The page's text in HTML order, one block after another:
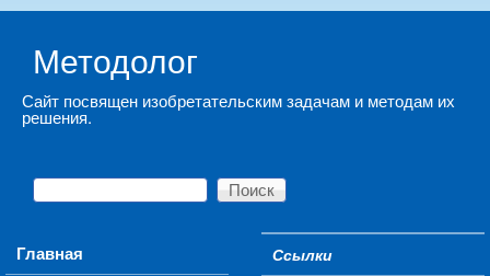
Методолог
Сайт посвящен изобретательским задачам и методам их
решения.
Форма поиска
Поиск
Main menu
Главная
Secondary menu
Ссылки